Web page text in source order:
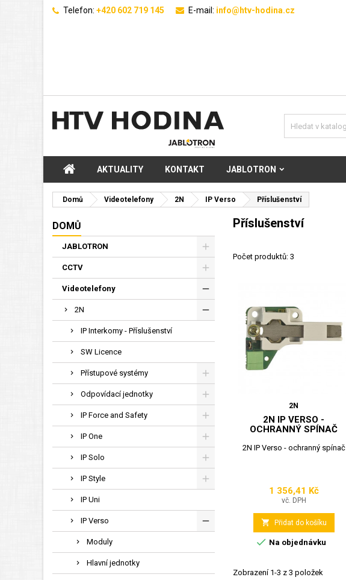
Telefon: +420 602 719 145 E-mail: info@htv-hodina.cz
AKTUALITY KONTAKT JABLOTRON
Domů Videotelefony 2N IP Verso Příslušenství
DOMŮ
JABLOTRON
CCTV
Videotelefony
2N
IP Interkomy - Příslušenství
SW Licence
Přístupové systémy
Odpovídací jednotky
IP Force and Safety
IP One
IP Solo
IP Style
IP Uni
IP Verso
Moduly
Hlavní jednotky
Příslušenství
Počet produktů: 3
2N
2N IP VERSO -
OCHRANNÝ SPÍNAČ
2N IP Verso - ochranný spínač
Cena
1 356,41 Kč
vč. DPH
 Přidat do košíku
 Na objednávku
Zobrazení 1-3 z 3 položek